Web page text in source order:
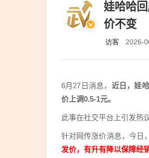
娃哈哈
价不变
访客 2026-
6月27日消息， 近日，娃
价上调0.5-1元。
此事在社交平台上引发热
针对网传涨价消息，今日
发价，有升有降以保障经